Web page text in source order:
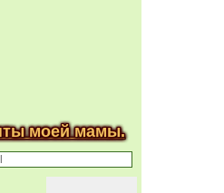
моей мамы.